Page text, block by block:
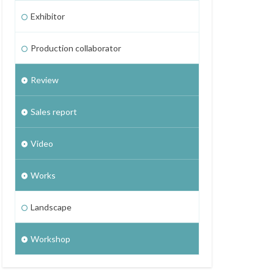
Exhibitor
Production collaborator
Review
Sales report
Video
Works
Landscape
Workshop